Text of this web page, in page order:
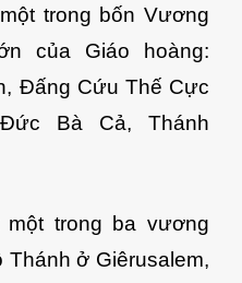
trong bốn Vương
của Giáo hoàng:
Đấng Cứu Thế Cực
Bà Cả, Thánh
trong ba vương
ở Giêrusalem,